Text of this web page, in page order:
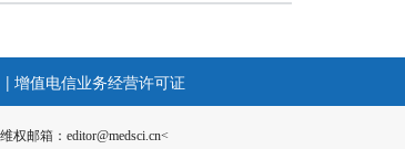
| 增值电信业务经营许可证
权邮箱：editor@medsci.cn<